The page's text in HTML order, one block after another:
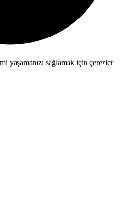
yaşamanızı sağlamak için çerezler